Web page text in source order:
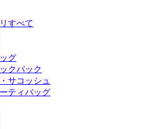
すべて
グ
クパック
サコッシュ
ティバッグ